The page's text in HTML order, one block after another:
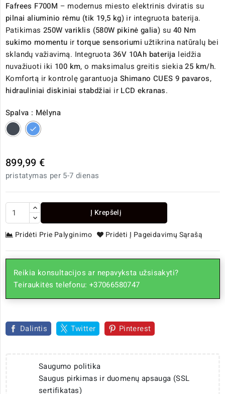
Fafrees F700M – modernus miesto elektrinis dviratis su
pilnai aliuminio rėmu (tik 19,5 kg) ir integruota baterija.
Patikimas250W variklis (580W pikinė galia) su 40 Nm
sukimo momentu irtorque sensoriumi užtikrina natūralų bei
sklandų važiavimą. Integruota 36V 10Ah baterija leidžia
nuvažiuoti iki 100 km, o maksimalus greitis siekia25 km/h.
Komfortą ir kontrolę garantuoja Shimano CUES 9 pavaros,
hidrauliniai diskiniai stabdžiai ir LCD ekranas.
Spalva : Mėlyna
JuodaMėlyna
899,99 €
pristatymas per 5-7 dienas
Į Krepšelį
Pridėti Prie Palyginimo Pridėti Į Pageidavimų Sąrašą
Reikia konsultacijos ar nepavyksta užsisakyti?
Teiraukitės telefonu: +37066580747
Dalintis Twitter Pinterest
Saugumo politika
Saugus pirkimas ir duomenų apsauga (SSL
sertifikatas)